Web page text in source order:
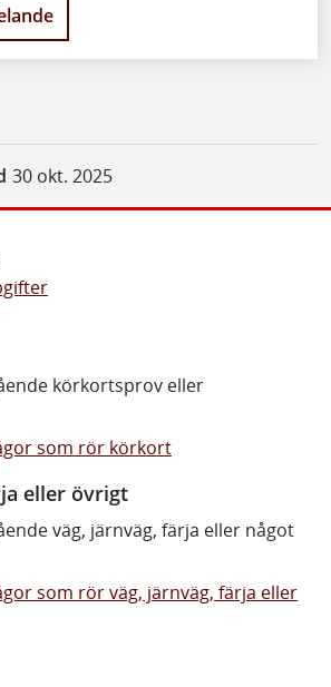
30 okt. 2025
körkortsprov eller
som rör körkort
eller övrigt
väg, järnväg, färja eller något
som rör väg, järnväg, färja eller